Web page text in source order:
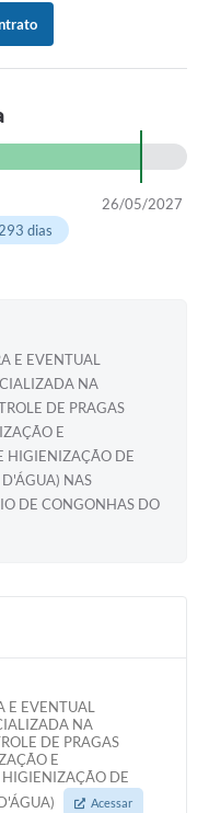
26/05/2027
dias
E EVENTUAL
NA
DE PRAGAS
E
HIGIENIZAÇÃO DE
D'ÁGUA) NAS
DE CONGONHAS DO
E EVENTUAL
NA
DE PRAGAS
E
DE
Acessar